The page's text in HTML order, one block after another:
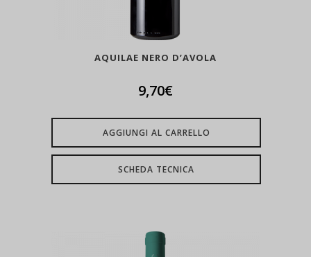
AQUILAE NERO D’AVOLA
9,70€
AGGIUNGI AL CARRELLO
SCHEDA TECNICA